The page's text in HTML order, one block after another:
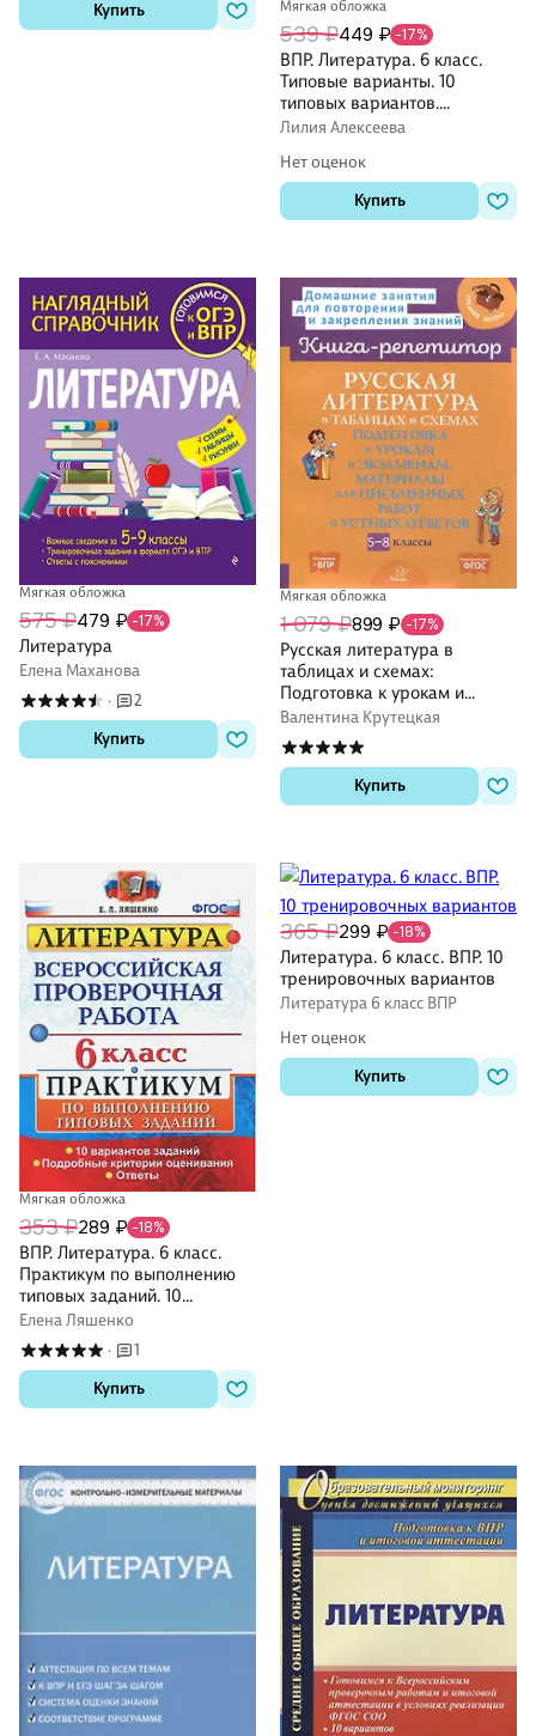
Купить Мягкая обложка
539 ₽449 ₽ -17%
ВПР. Литература. 6 класс.
Типовые варианты. 10
типовых вариантов.
Подробные критерии
Лилия Алексеева
Нет оценок
Купить
Мягкая обложка
575 ₽479 ₽ -17%
Литература
Елена Маханова
·
2
Купить
Мягкая обложка
1 079 ₽899 ₽ -17%
Русская литература в
таблицах и схемах:
Подготовка к урокам и
экзаменам, материалы для
письменных работ и устных
ответов 5-8 классы
Валентина Крутецкая
Купить
Мягкая обложка
353 ₽289 ₽ -18%
ВПР. Литература. 6 класс.
Практикум по выполнению
типовых заданий. 10
вариантов заданий.
Подробные критерии
оценивания. Ответы
Елена Ляшенко
·
1
Купить
365 ₽299 ₽ -18%
Литература. 6 класс. ВПР. 10
тренировочных вариантов
Литература 6 класс ВПР
Нет оценок
Купить